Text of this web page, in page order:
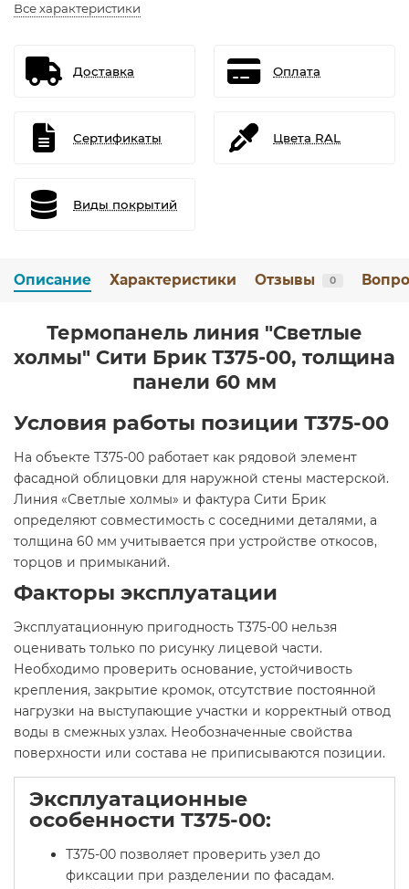
Все характеристики
Доставка Оплата
Сертификаты Цвета RAL
Виды покрытий
Описание Характеристики Отзывы 0
Термопанель линия "Светлые
холмы" Сити Брик Т375-00, толщина
панели 60 мм
Условия работы позиции Т375-00
На объекте Т375-00 работает как рядовой элемент
фасадной облицовки для наружной стены мастерской.
Линия «Светлые холмы» и фактура Сити Брик
определяют совместимость с соседними деталями, а
толщина 60 мм учитывается при устройстве откосов,
торцов и примыканий.
Факторы эксплуатации
Эксплуатационную пригодность Т375-00 нельзя
оценивать только по рисунку лицевой части.
Необходимо проверить основание, устойчивость
крепления, закрытие кромок, отсутствие постоянной
нагрузки на выступающие участки и корректный отвод
воды в смежных узлах. Необозначенные свойства
поверхности или состава не приписываются позиции.
Эксплуатационные
особенности Т375-00:
Т375-00 позволяет проверить узел до
фиксации при разделении по фасадам.